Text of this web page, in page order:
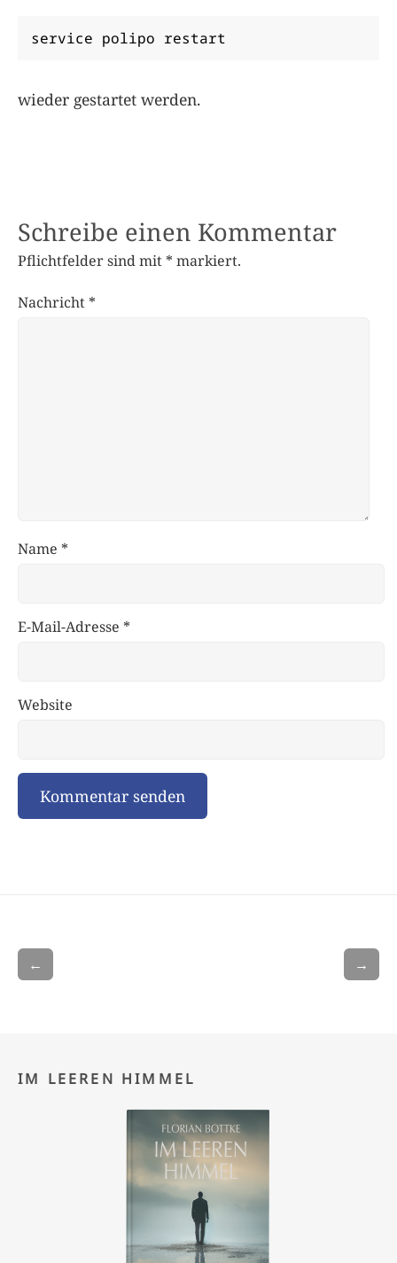
service polipo restart
wieder gestartet werden.
Schreibe einen Kommentar
Pflichtfelder sind mit * markiert.
Nachricht *
Name *
E-Mail-Adresse *
Website
← →
IM LEEREN HIMMEL